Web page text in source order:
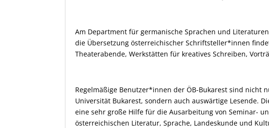
Am Department für germanische Sprachen und
die Übersetzung österreichischer Schriftsteller*innen
Theaterabende, Werkstätten für kreatives Schreiben,
Regelmäßige Benutzer*innen der ÖB-Bukarest sind nicht
Universität Bukarest, sondern auch auswärtige Lesende.
eine sehr große Hilfe für die Ausarbeitung von Seminar-
österreichischen Literatur, Sprache, Landeskunde und